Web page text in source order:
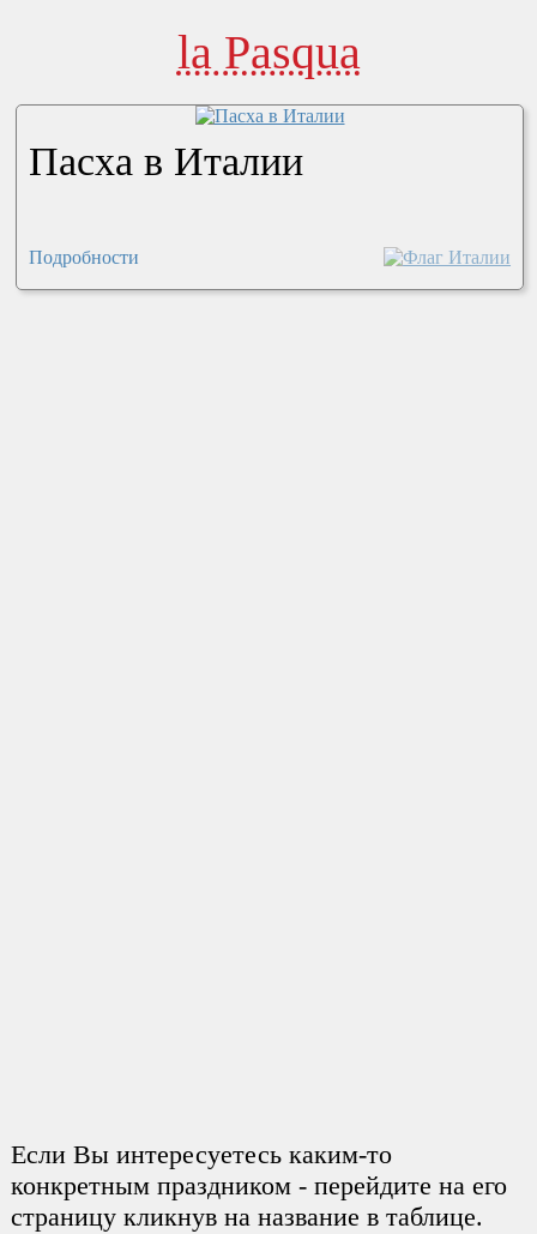
la Pasqua
Пасха в Италии
Подробности
Если Вы интересуетесь каким-то
конкретным праздником - перейдите на его
страницу кликнув на название в таблице.